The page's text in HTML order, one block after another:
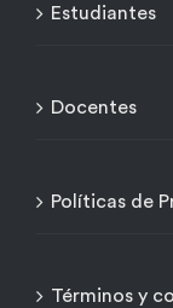
Estudiantes
Docentes
Políticas de
Términos y